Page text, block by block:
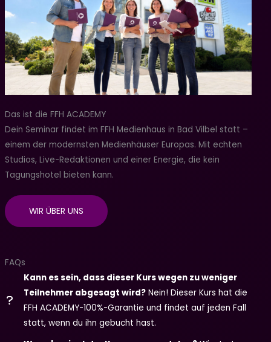
Das ist die FFH ACADEMY
Dein Seminar findet im FFH Medienhaus in Bad Vilbel statt –
einem der modernsten Medienhäuser Europas. Mit echten
Studios, Live-Redaktionen und einer Energie, die kein
Tagungshotel bieten kann.
WIR ÜBER UNS
FAQs
Kann es sein, dass dieser Kurs wegen zu weniger
Teilnehmer abgesagt wird? Nein! Dieser Kurs hat die
FFH ACADEMY-100%-Garantie und findet auf jeden Fall
statt, wenn du ihn gebucht hast.